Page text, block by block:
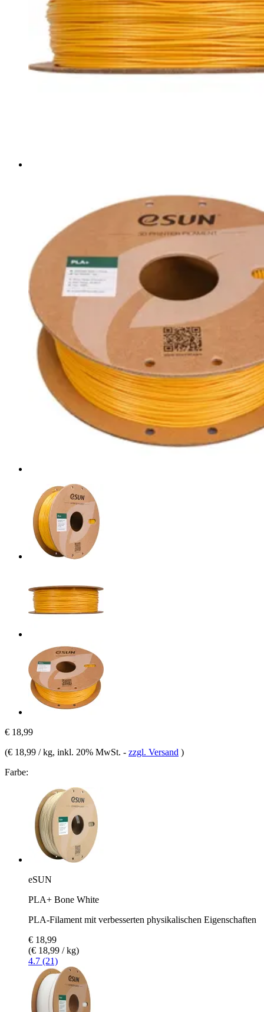
€ 18,99
(€ 18,99 / kg, inkl. 20% MwSt. - zzgl. Versand )
Farbe:
eSUN
PLA+ Bone White
PLA-Filament mit verbesserten physikalischen Eigenschaften
€ 18,99
(€ 18,99 / kg)
4.7 (21)